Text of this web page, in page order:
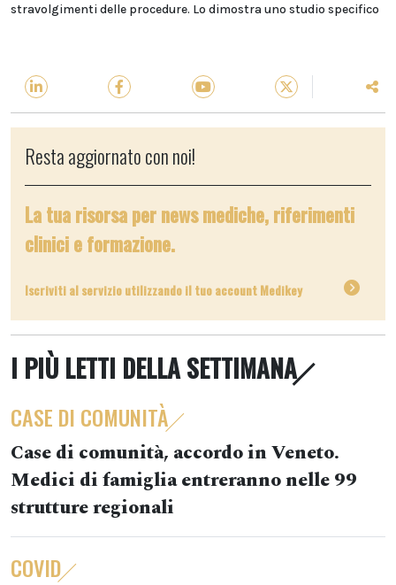
stravolgimenti delle procedure. Lo dimostra uno studio specifico
Resta aggiornato con noi!
La tua risorsa per news mediche, riferimenti
clinici e formazione.
Iscriviti al servizio utilizzando il tuo account Medikey
I PIÙ LETTI DELLA SETTIMANA
CASE DI COMUNITÀ
Case di comunità, accordo in Veneto.
Medici di famiglia entreranno nelle 99
strutture regionali
COVID